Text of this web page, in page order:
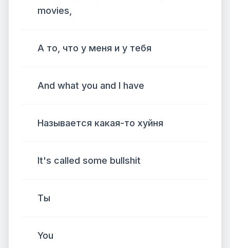
movies,
А то, что у меня и у тебя
And what you and I have
Называется какая-то хуйня
It's called some bullshit
Ты
You